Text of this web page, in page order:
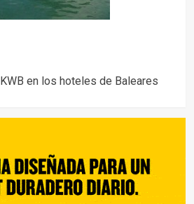
en los hoteles de Baleares